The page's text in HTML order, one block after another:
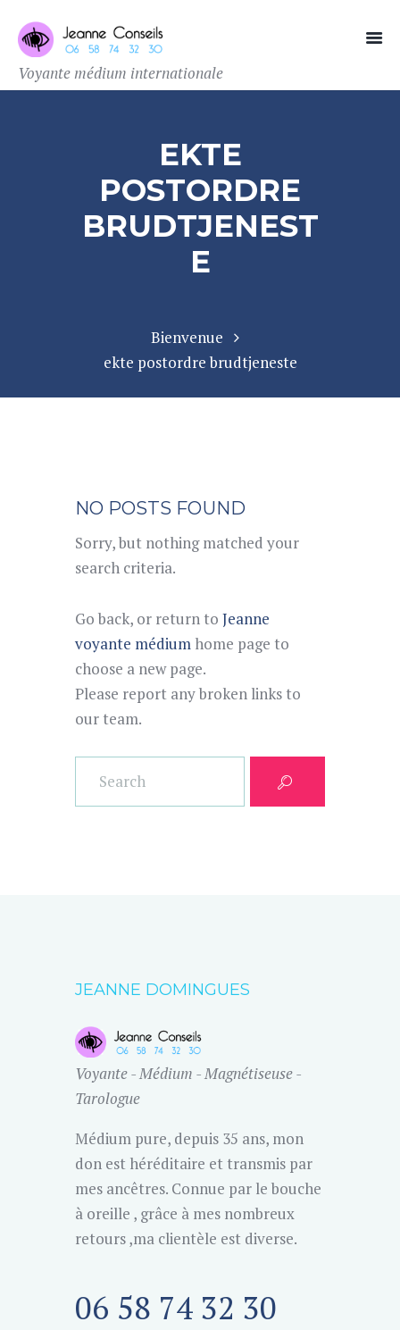
Voyante médium internationale
EKTE
POSTORDRE
BRUDTJENEST
E
Bienvenue
ekte postordre brudtjeneste
NO POSTS FOUND
Sorry, but nothing matched your
search criteria.
Go back, or return to Jeanne
voyante médium home page to
choose a new page.
Please report any broken links to
our team.
JEANNE DOMINGUES
Voyante - Médium - Magnétiseuse -
Tarologue
Médium pure, depuis 35 ans, mon
don est héréditaire et transmis par
mes ancêtres. Connue par le bouche
à oreille , grâce à mes nombreux
retours ,ma clientèle est diverse.
06 58 74 32 30